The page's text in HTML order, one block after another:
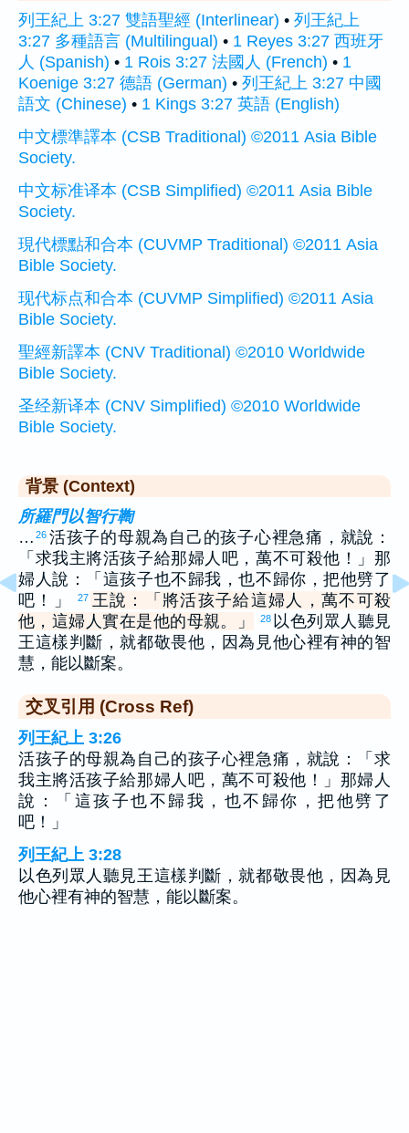
列王紀上 3:27 雙語聖經 (Interlinear) • 列王紀上
3:27 多種語言 (Multilingual) • 1 Reyes 3:27 西班牙
人 (Spanish) • 1 Rois 3:27 法國人 (French) • 1
Koenige 3:27 德語 (German) • 列王紀上 3:27 中國
語文 (Chinese) • 1 Kings 3:27 英語 (English)
中文標準譯本 (CSB Traditional) ©2011 Asia Bible
Society.
中文标准译本 (CSB Simplified) ©2011 Asia Bible
Society.
現代標點和合本 (CUVMP Traditional) ©2011 Asia
Bible Society.
现代标点和合本 (CUVMP Simplified) ©2011 Asia
Bible Society.
聖經新譯本 (CNV Traditional) ©2010 Worldwide
Bible Society.
圣经新译本 (CNV Simplified) ©2010 Worldwide
Bible Society.
背景 (Context)
所羅門以智行鞫
… 26 活孩子的母親為自己的孩子心裡急痛，就說：
「求我主將活孩子給那婦人吧，萬不可殺他！」那
婦人說：「這孩子也不歸我，也不歸你，把他劈了
吧！」
27 王說：「將活孩子給這婦人，萬不可殺
他，這婦人實在是他的母親。」
28 以色列眾人聽見
王這樣判斷，就都敬畏他，因為見他心裡有神的智
慧，能以斷案。
交叉引用 (Cross Ref)
列王紀上 3:26
活孩子的母親為自己的孩子心裡急痛，就說：「求
我主將活孩子給那婦人吧，萬不可殺他！」那婦人
說：「這孩子也不歸我，也不歸你，把他劈了
吧！」
列王紀上 3:28
以色列眾人聽見王這樣判斷，就都敬畏他，因為見
他心裡有神的智慧，能以斷案。